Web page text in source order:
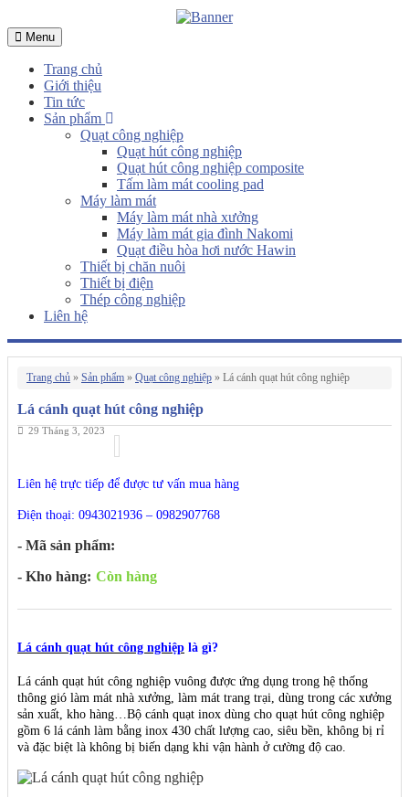
Menu
Trang chủ
Giới thiệu
Tin tức
Sản phẩm
Quạt công nghiệp
Quạt hút công nghiệp
Quạt hút công nghiệp composite
Tấm làm mát cooling pad
Máy làm mát
Máy làm mát nhà xưởng
Máy làm mát gia đình Nakomi
Quạt điều hòa hơi nước Hawin
Thiết bị chăn nuôi
Thiết bị điện
Thép công nghiệp
Liên hệ
Trang chủ » Sản phẩm » Quạt công nghiệp » Lá cánh quạt hút công nghiệp
Lá cánh quạt hút công nghiệp
29 Tháng 3, 2023
Liên hệ trực tiếp để được tư vấn mua hàng
Điện thoại: 0943021936 – 0982907768
- Mã sản phẩm:
- Kho hàng: Còn hàng
Lá cánh quạt hút công nghiệp là gì?
Lá cánh quạt hút công nghiệp vuông được ứng dụng trong hệ thống
thông gió làm mát nhà xưởng, làm mát trang trại, dùng trong các xưởng
sản xuất, kho hàng…Bộ cánh quạt inox dùng cho quạt hút công nghiệp
gồm 6 lá cánh làm bằng inox 430 chất lượng cao, siêu bền, không bị rỉ
và đặc biệt là không bị biến dạng khi vận hành ở cường độ cao.